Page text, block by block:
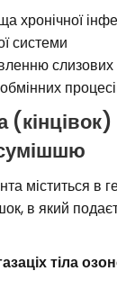
хронічної
системи
міститься в
в який
тіла